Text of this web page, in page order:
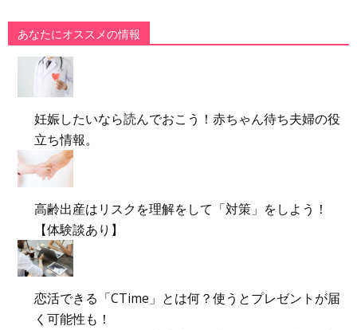
あなたにオススメの情報
妊娠したいなら読んでおこう！赤ちゃん待ち夫婦の役
立ち情報。
高齢出産はリスクを理解をして「対策」をしよう！
【体験談あり】
恋活できる「CTime」とは何？使うとプレゼントが届
く可能性も！